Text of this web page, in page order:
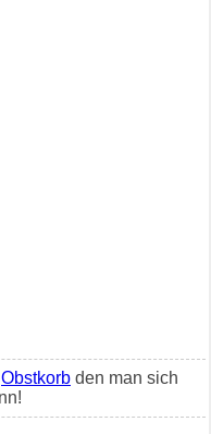
Obstkorb den man sich